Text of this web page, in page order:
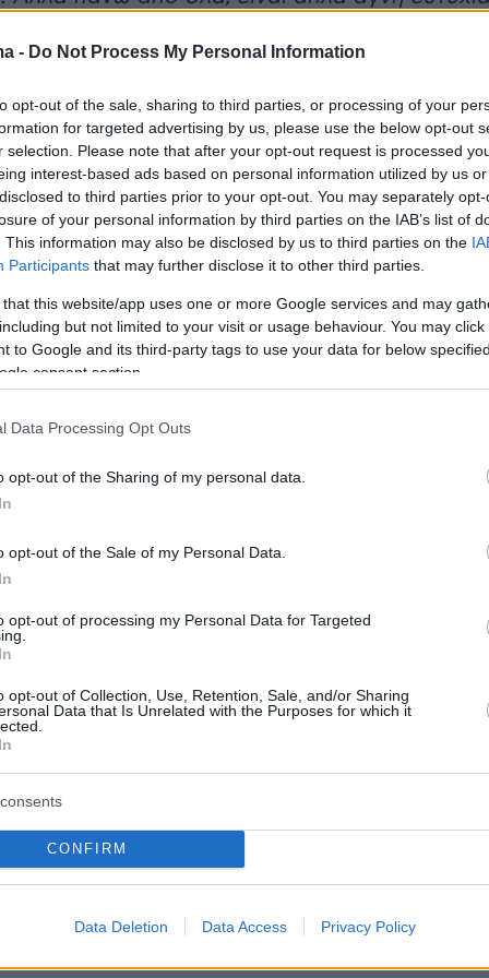
- Do Not Process My Personal Information
opt-out of the sale, sharing to third parties, or processing of your
for targeted advertising by us, please use the below opt-out
selection. Please note that after your opt-out request is processed
interest-based ads based on personal information utilized by us
to third parties prior to your opt-out. You may separately
of your personal information by third parties on the IAB’s list of
This information may also be disclosed by us to third parties on the
Participants that may further disclose it to other third parties.
that this website/app uses one or more Google services and may
but not limited to your visit or usage behaviour. You may
to Google and its third-party tags to use your data for below
consent section.
Data Processing Opt Outs
opt-out of the Sharing of my personal data.
opt-out of the Sale of my Personal Data.
opt-out of processing my Personal Data for Targeted
opt-out of Collection, Use, Retention, Sale, and/or Sharing
Data that Is Unrelated with the Purposes for which it
CONFIRM
Data Deletion Data Access Privacy Policy
εαυτό μου την ευκαιρία να το απολαύσω στο
στον εαυτό μου “το οφείλεις στον εαυτό
Και αυτό συνέβη αυτή την
στόχο αυτή την εβδομάδα: απλά να είμαι
Αν παρακολουθήσατε μερικούς από τους
θα με είδατε να χαμογελάω περισσότερο
Αυτός ήταν ο στόχος μου. Ήμουν
που μπόρεσα να το κάνω, γιατί
κλειδί για μένα να ξαναβρώ τον εαυτό μου
που κάνω.
αυτό που είπε η Κόκο [Γκοφ] στο US
ότι οι άλλοι άνθρωποι έχουν μεγαλύτερα
από εμάς όταν χάνουμε έναν αγώνα τένις,
δίκιο. Συνέχισα να το σκέφτομαι αυτό
έδωσε δύναμη.
ημέρας, είναι απλά ένας αγώνας τένις.
είναι το πιο σημαντικό. Όλοι γύρω μου, η
είναι ευτυχισμένοι και υγιείς. Αυτά είναι
αυτό που με ενδιαφέρει. Ο καθένας
στα δικά του προβλήματα, είτε αυτά είναι
μικρά, είτε σημαντικά, είτε όχι. Ξεχνάτε τι
υπόλοιπο κόσμο
σχολίασε